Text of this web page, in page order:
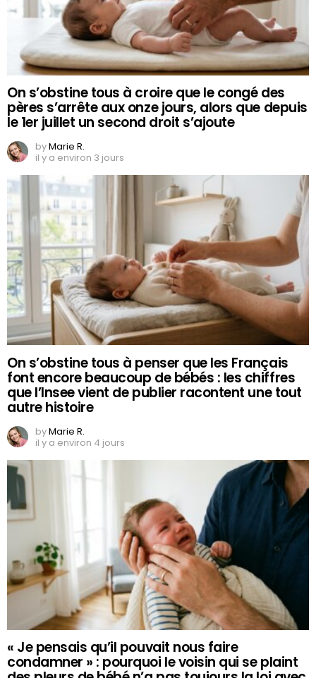
On s’obstine tous à croire que le congé des
pères s’arrête aux onze jours, alors que depuis
le 1er juillet un second droit s’ajoute
byMarie R.
il y a environ 3 jours
On s’obstine tous à penser que les Français
font encore beaucoup de bébés : les chiffres
que l’Insee vient de publier racontent une tout
autre histoire
byMarie R.
il y a environ 4 jours
« Je pensais qu’il pouvait nous faire
condamner » : pourquoi le voisin qui se plaint